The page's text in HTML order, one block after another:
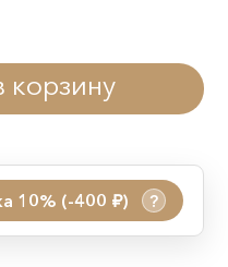
корзину
10% (-400 руб.) ?